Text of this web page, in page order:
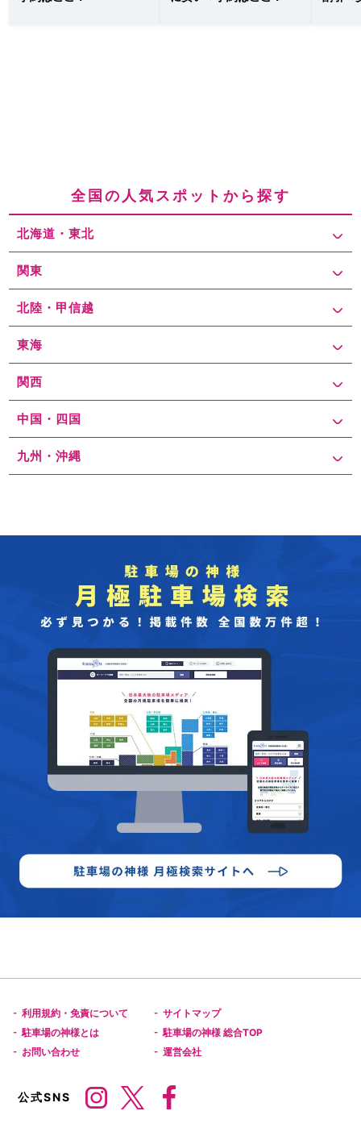
全国の人気スポットから探す
北海道・東北
関東
北陸・甲信越
東海
関西
中国・四国
九州・沖縄
- 利用規約・免責について - サイトマップ
- 駐車場の神様とは - 駐車場の神様 総合TOP
- お問い合わせ - 運営会社
公式SNS